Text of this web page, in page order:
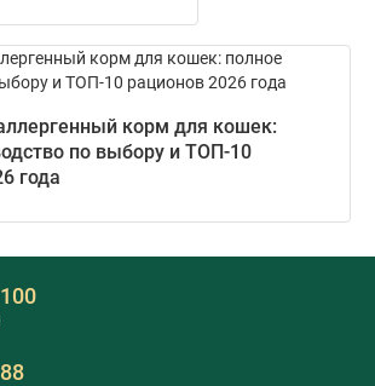
корм для кошек:
по выбору и ТОП-10
года